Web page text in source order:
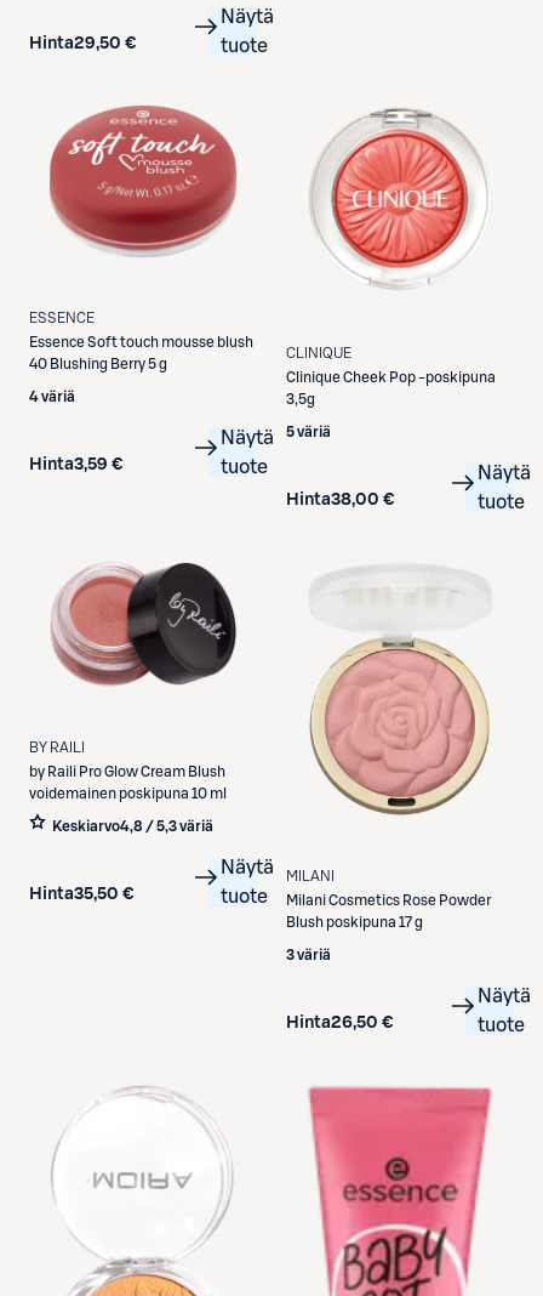
Hinta29,50 €
Näytä
tuote
ESSENCE
EssenceSoft touch mousse blush
40 Blushing Berry 5 g
4 väriä
Hinta3,59 €
Näytä
tuote
CLINIQUE
CliniqueCheek Pop -poskipuna
3,5g
5 väriä
Hinta38,00 €
Näytä
tuote
BY RAILI
by Raili Pro Glow Cream Blush
voidemainen poskipuna 10 ml
Keskiarvo4,8 / 5,3 väriä
Hinta35,50 €
Näytä
tuote
MILANI
MilaniCosmetics Rose Powder
Blush poskipuna 17 g
3 väriä
Hinta26,50 €
Näytä
tuote